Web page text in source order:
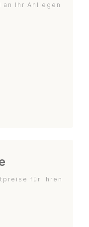
Ihr Anliegen
für Ihren